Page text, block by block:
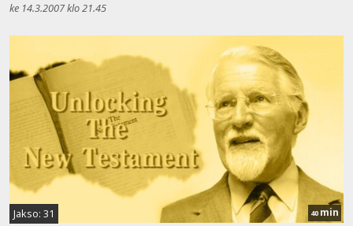
ke 14.3.2007 klo 21.45
Jakso: 31 40 min